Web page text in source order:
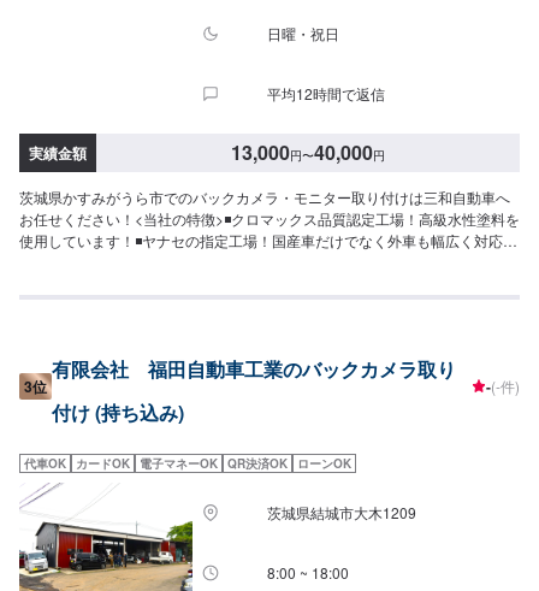
日曜・祝日
平均12時間で返信
実績金額 13,000円〜40,000円
茨城県かすみがうら市でのバックカメラ・モニター取り付けは三和自動車へ
お任せください！<当社の特徴>◾クロマックス品質認定工場！高級水性塗料を
使用しています！◾ヤナセの指定工場！国産車だけでなく外車も幅広く対応い
済ませたい…★お時間があまり取れない…などのご相談もお気軽にどうぞ！
間程度で納車となります。(要相談)納期は前後する場合がございます。予めご
了承ください。-----代車について-----無料の代車をご用意しています。お車の
作業中は代車をご利用ください。※代車の燃料代はお客様にご負担いただいて
ください。駐車スペースは事務所前の空いているスペースに駐車してくださ
い。受付はスタッフへ「メンテモで予約しました」とお伝えください。ご案
内いたします。【定休日・営業時間】定休日：日曜日、第2土曜日、祝日営業
時間：8:30~18:00
3位
有限会社 福田自動車工業のバックカメラ取り
付け (持ち込み)
-(-件)
代車OK カードOK 電子マネーOK QR決済OK ローンOK
茨城県結城市大木1209
8:00 ~ 18:00